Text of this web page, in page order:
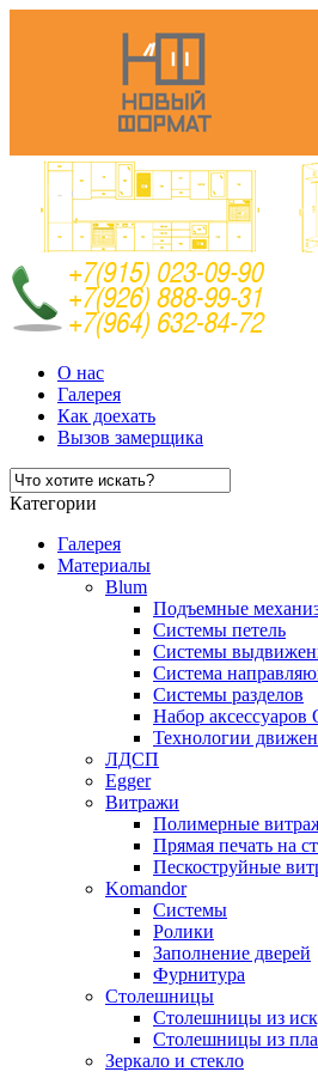
О нас
Галерея
Как доехать
Вызов замерщика
Категории
Галерея
Материалы
Blum
Подъемные
Системы петель
Системы
Система
Системы разделов
Набор
Технологии
ЛДСП
Egger
Витражи
Полимерные
Прямая печать на
Пескоструйные
Komandor
Системы
Ролики
Заполнение дверей
Фурнитура
Столешницы
Столешницы из
Столешницы из
Зеркало и стекло